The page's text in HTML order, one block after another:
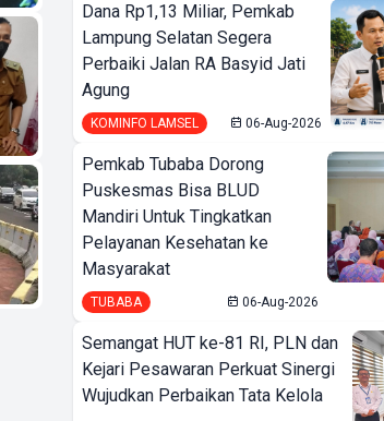
Dana Rp1,13 Miliar, Pemkab
Lampung Selatan Segera
Perbaiki Jalan RA Basyid Jati
Agung
KOMINFO LAMSEL 06-Aug-2026
Pemkab Tubaba Dorong
Puskesmas Bisa BLUD
Mandiri Untuk Tingkatkan
Pelayanan Kesehatan ke
Masyarakat
TUBABA 06-Aug-2026
Semangat HUT ke-81 RI, PLN dan
Kejari Pesawaran Perkuat Sinergi
Wujudkan Perbaikan Tata Kelola